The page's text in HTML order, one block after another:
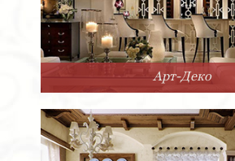
Арт-Деко